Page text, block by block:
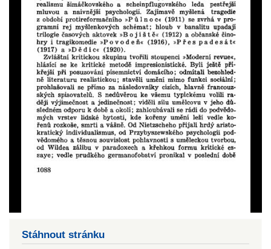
Stáhnout stránku